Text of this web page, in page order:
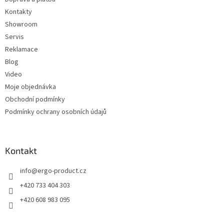
Kontakty
Showroom
Servis
Reklamace
Blog
Video
Moje objednávka
Obchodní podmínky
Podmínky ochrany osobních údajů
Kontakt
info@ergo-product.cz
+420 733 404 303
+420 608 983 095